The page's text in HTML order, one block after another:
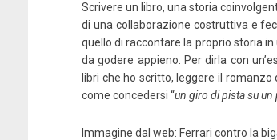
Scrivere un libro, una storia
di una collaborazione costruttiva e
quello di raccontare la proprio storia
da godere appieno. Per dirla con
libri che ho scritto, leggere il
come concedersi “un giro di pista su
Immagine dal web: Ferrari contro la